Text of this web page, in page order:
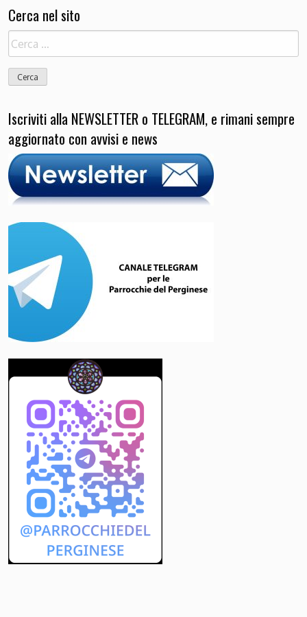
Cerca nel sito
Ricerca
per:
Iscriviti alla NEWSLETTER o TELEGRAM, e rimani sempre
aggiornato con avvisi e news